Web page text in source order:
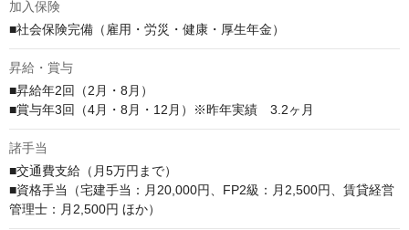
加入保険
■社会保険完備（雇用・労災・健康・厚生年金）
昇給・賞与
■昇給年2回（2月・8月）
■賞与年3回（4月・8月・12月）※昨年実績　3.2ヶ月
諸手当
■交通費支給（月5万円まで）
■資格手当（宅建手当：月20,000円、FP2級：月2,500円、賃貸経営
管理士：月2,500円 ほか）